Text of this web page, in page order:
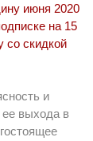
июня 2020
на 15
со скидкой
и
ее выхода в